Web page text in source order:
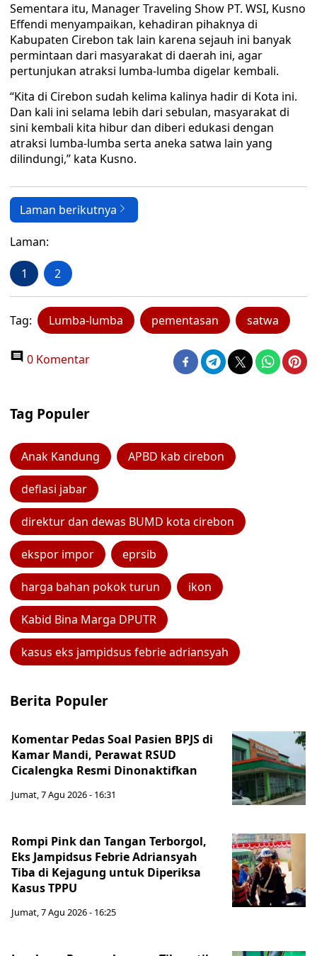
Sementara itu, Manager Traveling Show PT. WSI, Kusno
Effendi menyampaikan, kehadiran pihaknya di
Kabupaten Cirebon tak lain karena sejauh ini banyak
permintaan dari masyarakat di daerah ini, agar
pertunjukan atraksi lumba-lumba digelar kembali.
“Kita di Cirebon sudah kelima kalinya hadir di Kota ini.
Dan kali ini selama lebih dari sebulan, masyarakat di
sini kembali kita hibur dan diberi edukasi dengan
atraksi lumba-lumba serta aneka satwa lain yang
dilindungi,” kata Kusno.
Laman berikutnya
Laman:
1 2
Tag: Lumba-lumba pementasan satwa
0 Komentar
Tag Populer
Anak Kandung APBD kab cirebon
deflasi jabar
direktur dan dewas BUMD kota cirebon
ekspor impor eprsib
harga bahan pokok turun ikon
Kabid Bina Marga DPUTR
kasus eks jampidsus febrie adriansyah
Berita Populer
Komentar Pedas Soal Pasien BPJS di
Kamar Mandi, Perawat RSUD
Cicalengka Resmi Dinonaktifkan
Jumat, 7 Agu 2026 - 16:31
Rompi Pink dan Tangan Terborgol,
Eks Jampidsus Febrie Adriansyah
Tiba di Kejagung untuk Diperiksa
Kasus TPPU
Jumat, 7 Agu 2026 - 16:25